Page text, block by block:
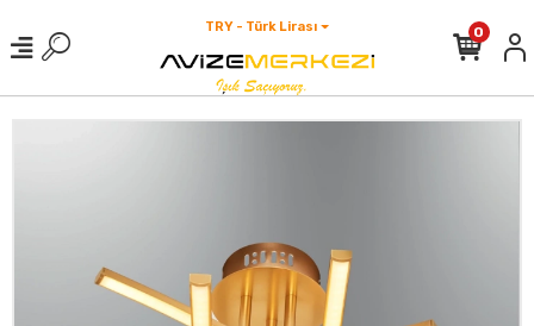
TRY - Türk Lirası 0